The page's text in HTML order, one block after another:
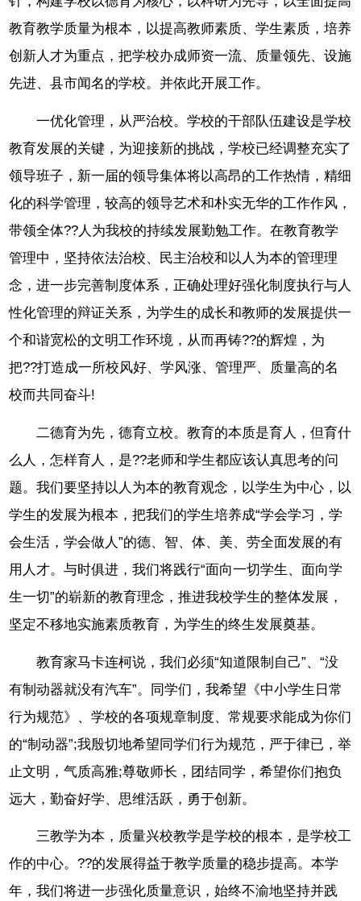
教育教学质量为根本，以提高教师素质、学生素质，培养
创新人才为重点，把学校办成师资一流、质量领先、设施
先进、县市闻名的学校。并依此开展工作。
一优化管理，从严治校。学校的干部队伍建设是学校
教育发展的关键，为迎接新的挑战，学校已经调整充实了
领导班子，新一届的领导集体将以高昂的工作热情，精细
化的科学管理，较高的领导艺术和朴实无华的工作作风，
带领全体??人为我校的持续发展勤勉工作。在教育教学
管理中，坚持依法治校、民主治校和以人为本的管理理
念，进一步完善制度体系，正确处理好强化制度执行与人
性化管理的辩证关系，为学生的成长和教师的发展提供一
个和谐宽松的文明工作环境，从而再铸??的辉煌，为
把??打造成一所校风好、学风涨、管理严、质量高的名
校而共同奋斗!
二德育为先，德育立校。教育的本质是育人，但育什
么人，怎样育人，是??老师和学生都应该认真思考的问
题。我们要坚持以人为本的教育观念，以学生为中心，以
学生的发展为根本，把我们的学生培养成“学会学习，学
会生活，学会做人”的德、智、体、美、劳全面发展的有
用人才。与时俱进，我们将践行“面向一切学生、面向学
生一切”的崭新的教育理念，推进我校学生的整体发展，
坚定不移地实施素质教育，为学生的终生发展奠基。
教育家马卡连柯说，我们必须“知道限制自己”、“没
有制动器就没有汽车”。同学们，我希望《中小学生日常
行为规范》、学校的各项规章制度、常规要求能成为你们
的“制动器”;我殷切地希望同学们行为规范，严于律已，举
止文明，气质高雅;尊敬师长，团结同学，希望你们抱负
远大，勤奋好学、思维活跃，勇于创新。
三教学为本，质量兴校教学是学校的根本，是学校工
作的中心。??的发展得益于教学质量的稳步提高。本学
年，我们将进一步强化质量意识，始终不渝地坚持并践